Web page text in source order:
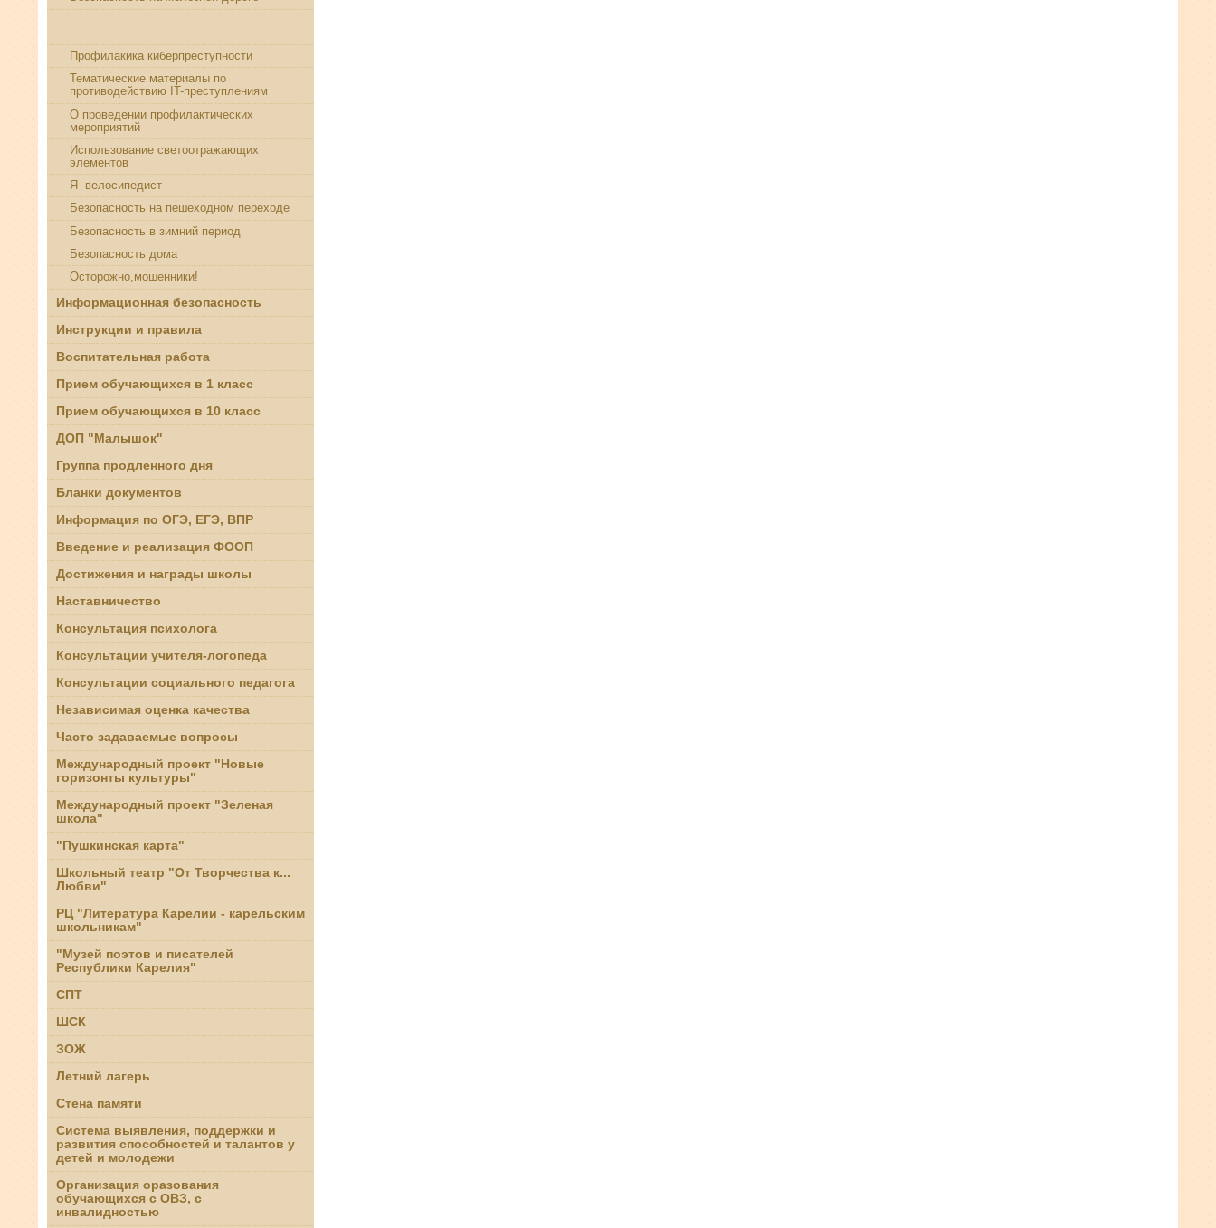
Профилакика киберпреступности
Тематические материалы по
противодействию IT-преступлениям
О проведении профилактических
мероприятий
Использование светоотражающих
элементов
Я- велосипедист
Безопасность на пешеходном переходе
Безопасность в зимний период
Безопасность дома
Осторожно,мошенники!
Информационная безопасность
Инструкции и правила
Воспитательная работа
Прием обучающихся в 1 класс
Прием обучающихся в 10 класс
ДОП "Малышок"
Группа продленного дня
Бланки документов
Информация по ОГЭ, ЕГЭ, ВПР
Введение и реализация ФООП
Достижения и награды школы
Наставничество
Консультация психолога
Консультации учителя-логопеда
Консультации социального педагога
Независимая оценка качества
Часто задаваемые вопросы
Международный проект "Новые
горизонты культуры"
Международный проект "Зеленая
школа"
"Пушкинская карта"
Школьный театр "От Творчества к...
Любви"
РЦ "Литература Карелии - карельским
школьникам"
"Музей поэтов и писателей
Республики Карелия"
СПТ
ШСК
ЗОЖ
Летний лагерь
Стена памяти
Система выявления, поддержки и
развития способностей и талантов у
детей и молодежи
Организация оразования
обучающихся с ОВЗ, с
инвалидностью